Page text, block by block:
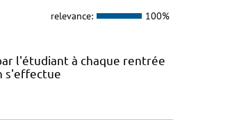
relevance: 100%
l'étudiant à chaque rentrée
s'effectue